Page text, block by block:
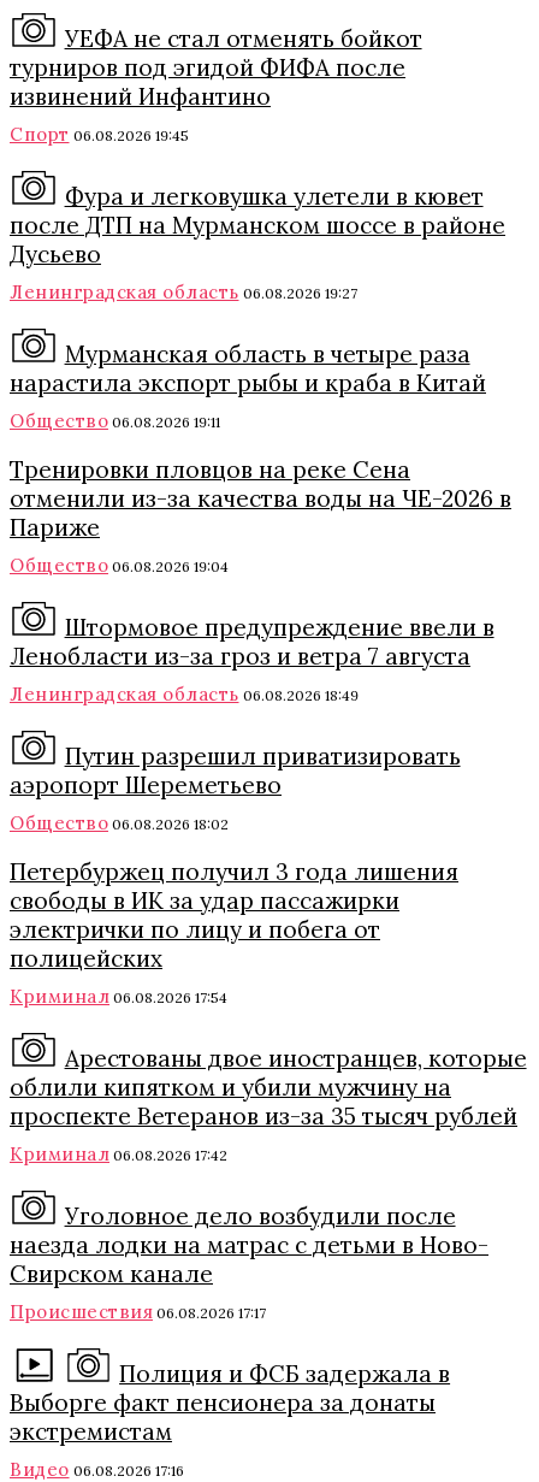
УЕФА не стал отменять бойкот
турниров под эгидой ФИФА после
извинений Инфантино
Спорт 06.08.2026 19:45
Фура и легковушка улетели в кювет
после ДТП на Мурманском шоссе в районе
Дусьево
Ленинградская область 06.08.2026 19:27
Мурманская область в четыре раза
нарастила экспорт рыбы и краба в Китай
Общество 06.08.2026 19:11
Тренировки пловцов на реке Сена
отменили из-за качества воды на ЧЕ-2026 в
Париже
Общество 06.08.2026 19:04
Штормовое предупреждение ввели в
Ленобласти из-за гроз и ветра 7 августа
Ленинградская область 06.08.2026 18:49
Путин разрешил приватизировать
аэропорт Шереметьево
Общество 06.08.2026 18:02
Петербуржец получил 3 года лишения
свободы в ИК за удар пассажирки
электрички по лицу и побега от
полицейских
Криминал 06.08.2026 17:54
Арестованы двое иностранцев, которые
облили кипятком и убили мужчину на
проспекте Ветеранов из-за 35 тысяч рублей
Криминал 06.08.2026 17:42
Уголовное дело возбудили после
наезда лодки на матрас с детьми в Ново-
Свирском канале
Происшествия 06.08.2026 17:17
Полиция и ФСБ задержала в
Выборге факт пенсионера за донаты
экстремистам
Видео 06.08.2026 17:16